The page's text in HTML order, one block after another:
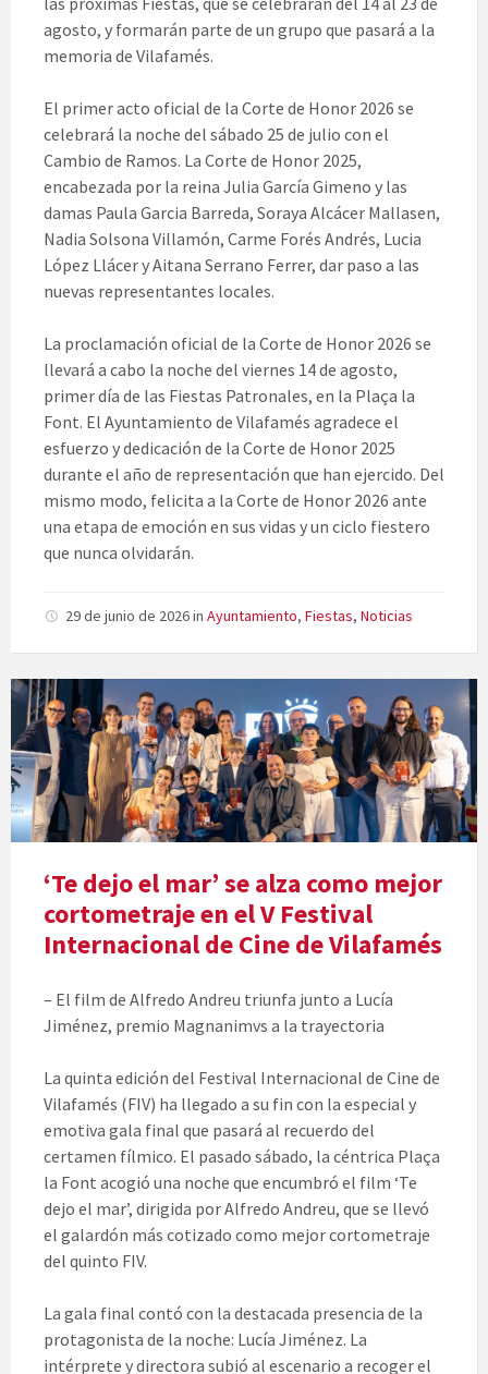
agosto, y formarán parte de un grupo que pasará a la
memoria de Vilafamés.
El primer acto oficial de la Corte de Honor 2026 se
celebrará la noche del sábado 25 de julio con el
Cambio de Ramos. La Corte de Honor 2025,
encabezada por la reina Julia García Gimeno y las
damas Paula Garcia Barreda, Soraya Alcácer Mallasen,
Nadia Solsona Villamón, Carme Forés Andrés, Lucia
López Llácer y Aitana Serrano Ferrer, dar paso a las
nuevas representantes locales.
La proclamación oficial de la Corte de Honor 2026 se
llevará a cabo la noche del viernes 14 de agosto,
primer día de las Fiestas Patronales, en la Plaça la
Font. El Ayuntamiento de Vilafamés agradece el
esfuerzo y dedicación de la Corte de Honor 2025
durante el año de representación que han ejercido. Del
mismo modo, felicita a la Corte de Honor 2026 ante
una etapa de emoción en sus vidas y un ciclo fiestero
que nunca olvidarán.
29 de junio de 2026in Ayuntamiento, Fiestas, Noticias
‘Te dejo el mar’ se alza como mejor
cortometraje en el V Festival
Internacional de Cine de Vilafamés
– El film de Alfredo Andreu triunfa junto a Lucía
Jiménez, premio Magnanimvs a la trayectoria
La quinta edición del Festival Internacional de Cine de
Vilafamés (FIV) ha llegado a su fin con la especial y
emotiva gala final que pasará al recuerdo del
certamen fílmico. El pasado sábado, la céntrica Plaça
la Font acogió una noche que encumbró el film ‘Te
dejo el mar’, dirigida por Alfredo Andreu, que se llevó
el galardón más cotizado como mejor cortometraje
del quinto FIV.
La gala final contó con la destacada presencia de la
protagonista de la noche: Lucía Jiménez. La
intérprete y directora subió al escenario a recoger el